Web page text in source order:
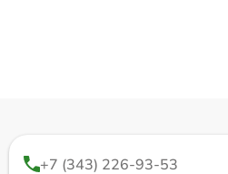
+7 (343) 226-93-53